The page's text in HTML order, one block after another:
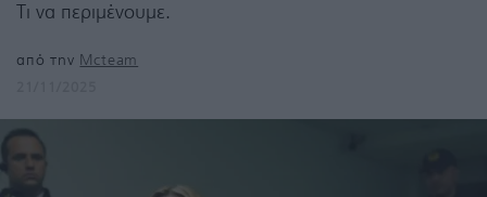
Τι να περιμένουμε.
από την Mcteam